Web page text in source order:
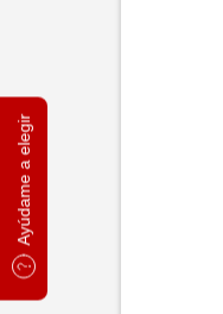
Ayúdame a elegir